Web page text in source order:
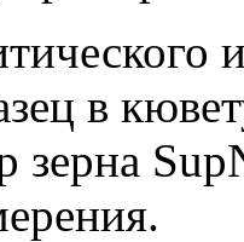
в
зерна